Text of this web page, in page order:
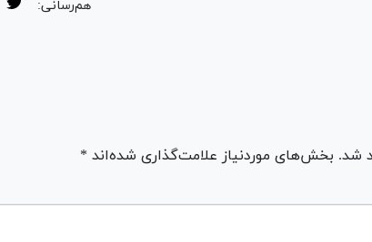
هم‌رسانی:
شد. بخش‌های موردنیاز علامت‌گذاری شده‌اند *